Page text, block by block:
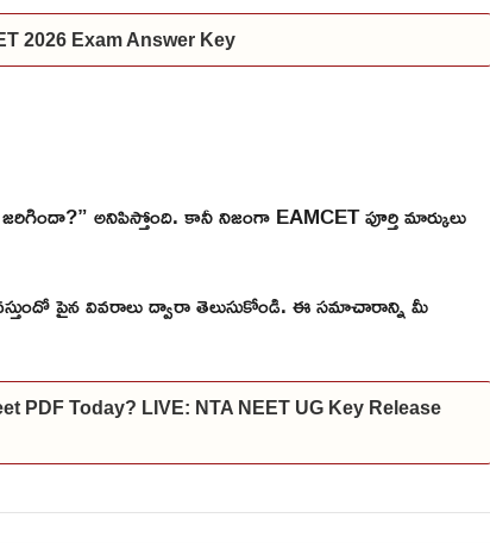
2026 Exam Answer Key
అనిపిస్తోంది. కానీ నిజంగా EAMCET పూర్తి మార్కులు
పైన వివరాలు ద్వారా తెలుసుకోండి. ఈ సమాచారాన్ని మీ
PDF Today? LIVE: NTA NEET UG Key Release